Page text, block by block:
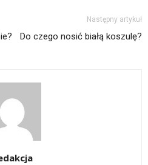
Następny artykuł
Do czego nosić białą koszulę?